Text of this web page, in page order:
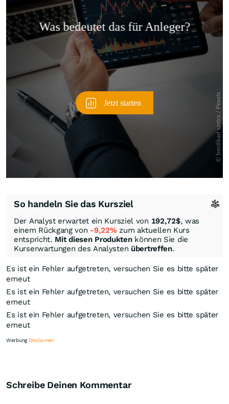
Überspringen
So handeln Sie das Kursziel
Der Analyst erwartet ein Kursziel von 192,72$, was
einem Rückgang von -9,22% zum aktuellen Kurs
entspricht. Mit diesen Produktenkönnen Sie die
Kurserwartungen des Analysten übertreffen.
Es ist ein Fehler aufgetreten, versuchen Sie es bitte später
erneut
Es ist ein Fehler aufgetreten, versuchen Sie es bitte später
erneut
Es ist ein Fehler aufgetreten, versuchen Sie es bitte später
erneut
Werbung Disclaimer
Schreibe Deinen Kommentar